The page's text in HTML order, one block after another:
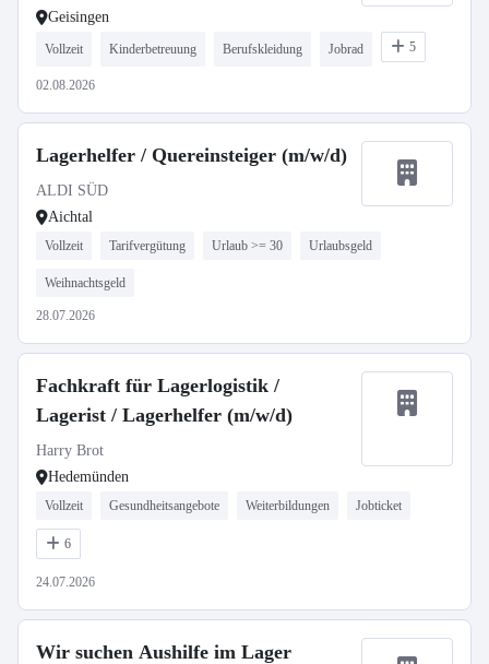
Geisingen
Vollzeit Kinderbetreuung Berufskleidung Jobrad 5
02.08.2026
Lagerhelfer / Quereinsteiger (m/w/d)
ALDI SÜD
Aichtal
Vollzeit Tarifvergütung Urlaub >= 30 Urlaubsgeld
Weihnachtsgeld
28.07.2026
Fachkraft für Lagerlogistik /
Lagerist / Lagerhelfer (m/w/d)
Harry Brot
Hedemünden
Vollzeit Gesundheitsangebote Weiterbildungen Jobticket
6
24.07.2026
Wir suchen Aushilfe im Lager